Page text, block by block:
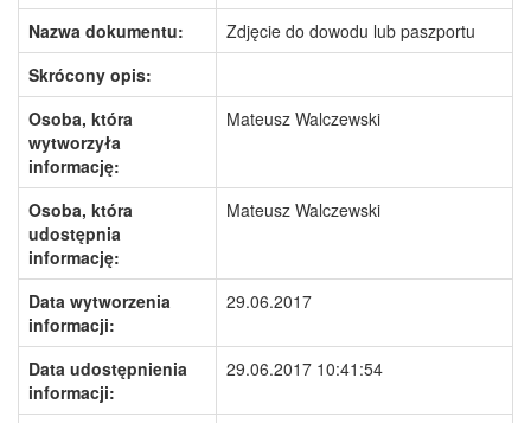
Nazwa dokumentu:
Zdjęcie do dowodu lub paszportu
Skrócony opis:
Osoba, która
wytworzyła
informację:
Mateusz Walczewski
Osoba, która
udostępnia
informację:
Mateusz Walczewski
Data wytworzenia
informacji:
29.06.2017
Data udostępnienia
informacji:
29.06.2017 10:41:54